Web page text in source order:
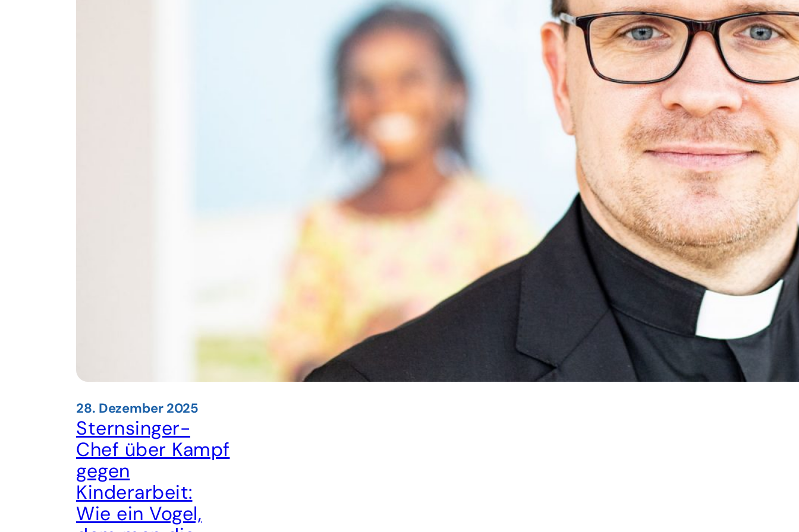
28. Dezember 2025
Sternsinger-
Chef über Kampf
gegen
Kinderarbeit:
Wie ein Vogel,